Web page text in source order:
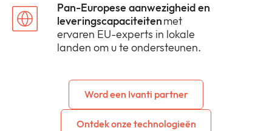
Pan-Europese aanwezigheid en
leveringscapaciteitenmet
ervaren EU-experts in lokale
landen om u te ondersteunen.
Word een Ivanti partner
Ontdek onze technologieën